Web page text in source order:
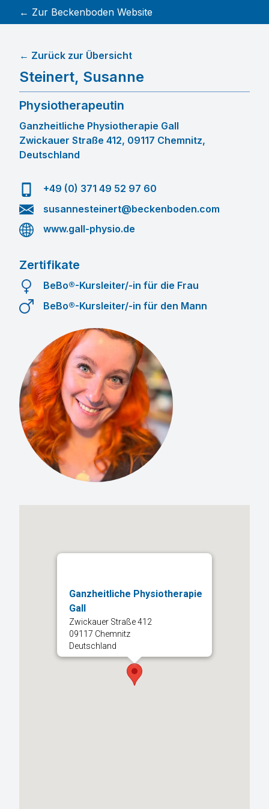
← Zur Beckenboden Website
Steinert, Susanne
← Zurück zur Übersicht
Physiotherapeutin
Ganzheitliche Physiotherapie Gall
Zwickauer Straße 412, 09117 Chemnitz,
Deutschland
+49 (0) 371 49 52 97 60
susannesteinert@beckenboden.com
www.gall-physio.de
Zertifikate
BeBo®-Kursleiter/-in für die Frau
BeBo®-Kursleiter/-in für den Mann
Ganzheitliche Physiotherapie
Gall
Zwickauer Straße 412
09117 Chemnitz
Deutschland